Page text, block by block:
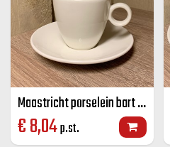
Maastricht porselein bart koffie K+S Off-white 17 CL
€8,04p.st.